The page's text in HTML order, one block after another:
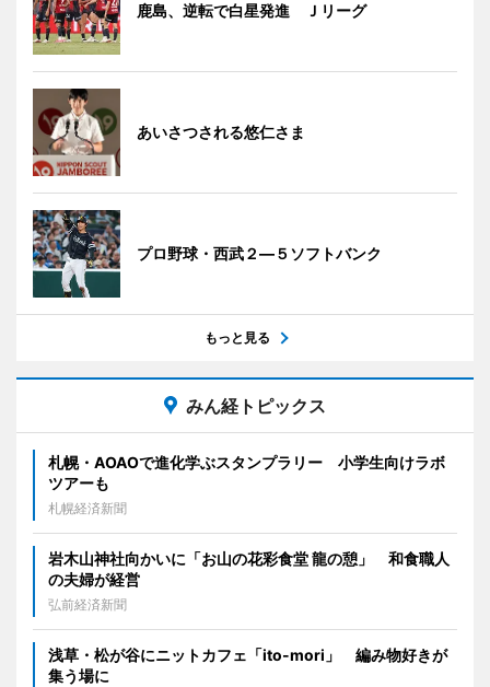
鹿島、逆転で白星発進 Ｊリーグ
あいさつされる悠仁さま
プロ野球・西武２―５ソフトバンク
もっと見る
みん経トピックス
札幌・AOAOで進化学ぶスタンプラリー 小学生向けラボ
ツアーも
札幌経済新聞
岩木山神社向かいに「お山の花彩食堂 龍の憩」 和食職人
の夫婦が経営
弘前経済新聞
浅草・松が谷にニットカフェ「ito-mori」 編み物好きが
集う場に